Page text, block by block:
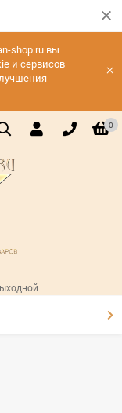
shop.ru вы
и сервисов
×
0